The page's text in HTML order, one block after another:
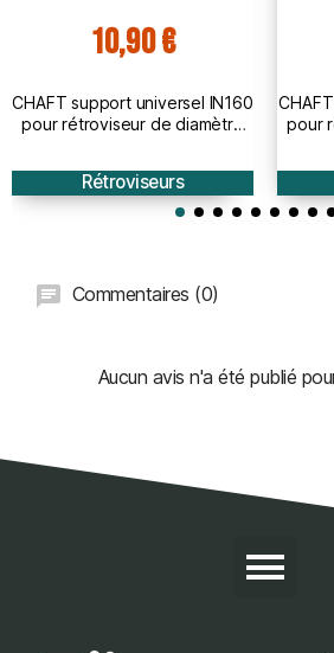
10,90 €
CHAFT support universel IN160
pour rétroviseur de diamètre
moto
Rétroviseurs
pour
Commentaires (0)
Aucun avis n'a été publié